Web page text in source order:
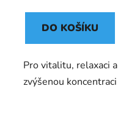
DO KOŠÍKU
Pro vitalitu, relaxaci a
zvýšenou koncentraci